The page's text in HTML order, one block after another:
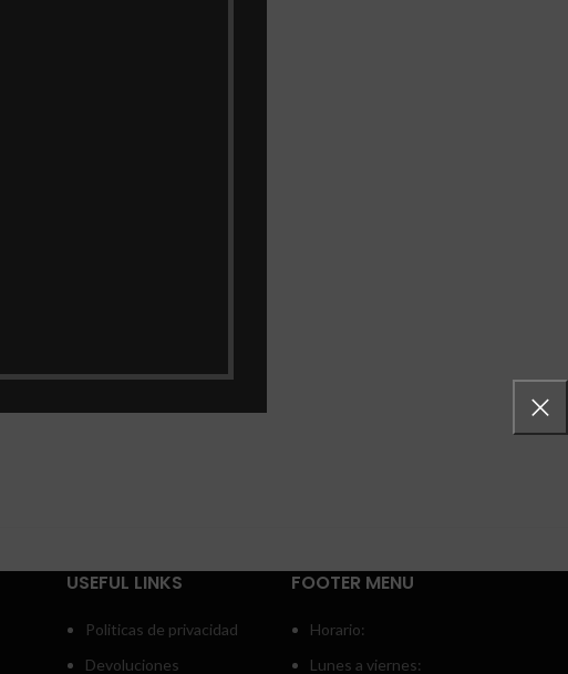
USEFUL LINKS
Politicas de privacidad
Devoluciones
FOOTER MENU
Horario:
Lunes a viernes: